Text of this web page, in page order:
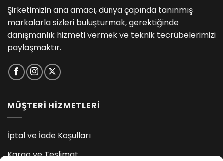
Şirketimizin ana amacı, dünya çapında tanınmış
markalarla sizleri buluşturmak, gerektiğinde
danışmanlık hizmeti vermek ve teknik tecrübelerimizi
paylaşmaktır.
MÜŞTERİ HİZMETLERİ
İptal ve İade Koşulları
Kargo ve Teslimat